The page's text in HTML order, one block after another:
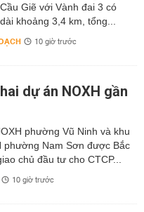
Giẽ với Vành đai 3 có
khoảng 3,4 km, tổng...
10 giờ trước
dự án NOXH gần
phường Vũ Ninh và khu
phường Nam Sơn được Bắc
chủ đầu tư cho CTCP...
10 giờ trước